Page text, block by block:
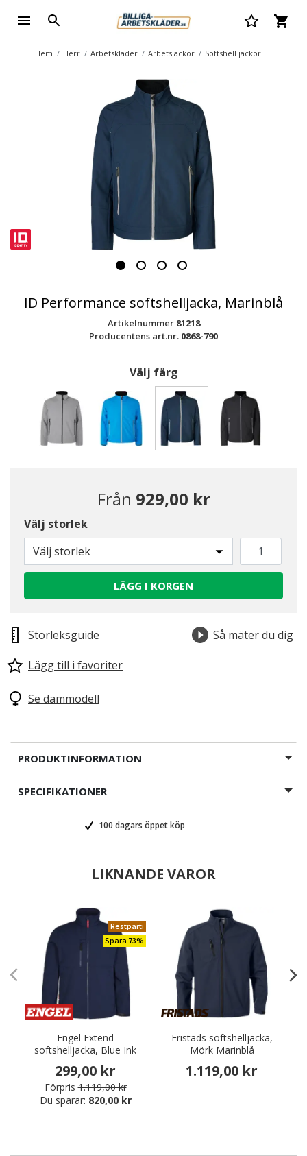
Hem Herr Arbetskläder Arbetsjackor Softshell jackor
ID Performance softshelljacka, Marinblå
Artikelnummer 81218
Producentens art.nr. 0868-790
Välj färg
Från 929,00 kr
Välj storlek
Välj storlek
LÄGG I KORGEN
Storleksguide
Så mäter du dig
Lägg till i favoriter
Se dammodell
PRODUKTINFORMATION
SPECIFIKATIONER
100 dagars öppet köp
LIKNANDE VAROR
Restparti
Spara 73%
Engel Extend
softshelljacka, Blue Ink
299,00 kr
Förpris 1.119,00 kr
Du sparar: 820,00 kr
Fristads softshelljacka,
Mörk Marinblå
1.119,00 kr